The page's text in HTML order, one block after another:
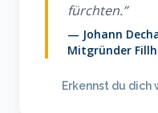
fürchten.”
— Johann
Mitgründer
Erkennst du dich